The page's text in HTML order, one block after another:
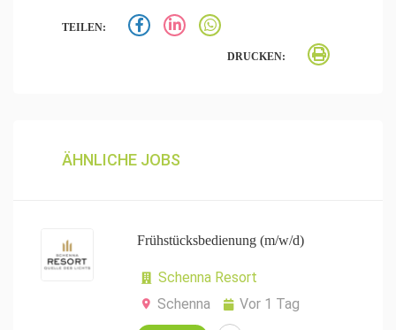
TEILEN:
DRUCKEN:
ÄHNLICHE JOBS
Frühstücksbedienung (m/w/d)
Schenna Resort
Schenna
Vor 1 Tag